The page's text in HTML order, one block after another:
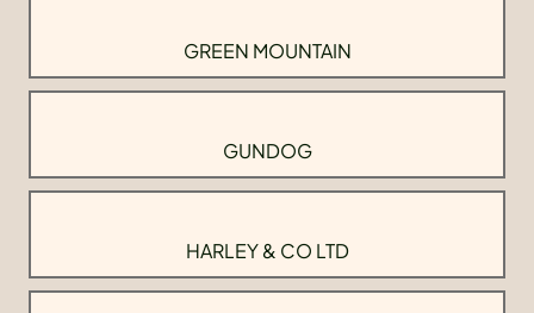
GREEN MOUNTAIN
GUNDOG
HARLEY & CO LTD